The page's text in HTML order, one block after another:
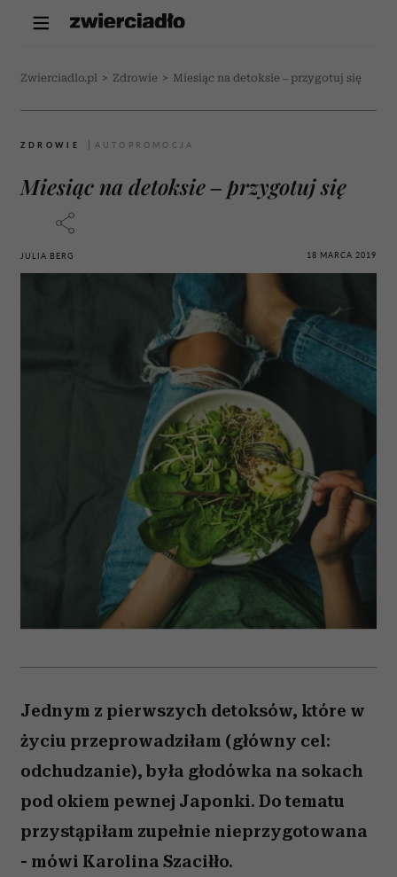
Zwierciadlo.pl > Zdrowie > Miesiąc na detoksie – przygotuj się
ZDROWIE
Miesiąc na detoksie – przygotuj się
JULIA BERG 18 MARCA 2019
Jednym z pierwszych detoksów, które w
życiu przeprowadziłam (główny cel:
odchudzanie), była głodówka na sokach
pod okiem pewnej Japonki. Do tematu
przystąpiłam zupełnie nieprzygotowana
- mówi Karolina Szaciłło.